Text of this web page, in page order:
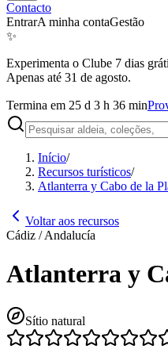
Contacto
EntrarA minha contaGestão
✨
Experimenta o Clube 7 dias
Apenas até 31 de agosto.
Termina em 25 d 3 h 36 min
Início/
Recursos turísticos/
Atlanterra y Cabo de la
Voltar aos recursos
Cádiz / Andalucía
Atlanterra y
Sítio natural